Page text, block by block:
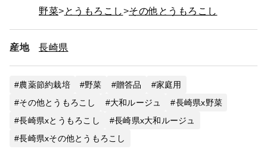
野菜
とうもろこし その他とうもろこし
産地 長崎県
農薬節約栽培 野菜 贈答品
家庭用
その他とうもろこし
大和ルージュ
長崎県x野菜
長崎県xとうもろこし
長崎県x大和ルージュ
長崎県xその他とうもろこし